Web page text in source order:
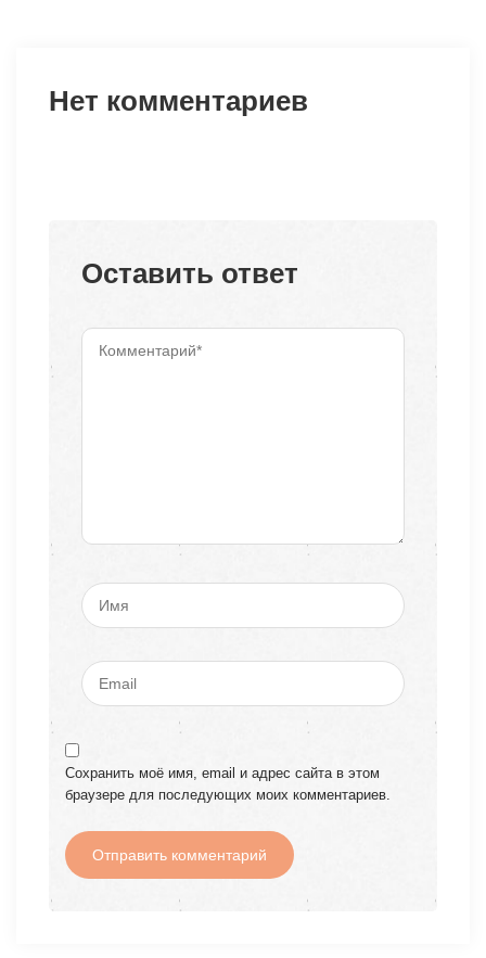
Нет комментариев
Оставить ответ
Сохранить моё имя, email и адрес сайта в этом
браузере для последующих моих комментариев.